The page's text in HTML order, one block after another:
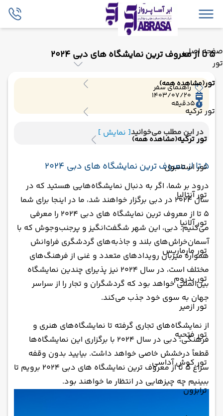
صفحه اصلی
تور
تور(مشاهده همه)
تور ترکیه
تور ترکیه(مشاهده همه)
تور استانبول
تور آنتالیا
تور آلانیا
تور مارماریس
تور بدروم
تور ازمیر
تور فتحیه
تور کوش آداسی
ترابزون
5 تا از معروف ترین نمایشگاه های دبی 2024
راهنمای سفر
1403/07/20
5دقیقه
در این مطلب می‌خوانید[ نمایش ]
5 تا از معروف ترین نمایشگاه های دبی 2024
درود بر شما، اگر به دنبال نمایشگاه‌هایی هستید که در
سال 2024 در دبی برگزار خواهند شد، ما در اینجا برای شما
5 تا از معروف ترین نمایشگاه های دبی 2024 را معرفی
می‌کنیم. دبی، این شهر شگفت‌انگیز و پرجنب‌وجوش که با
آسمان‌خراش‌های بلند و جاذبه‌های گردشگری فراوانش
همواره میزبان رویدادهای متعدد و غنی از فرهنگ‌های
مختلف است، در سال 2024 نیز پذیرای چندین نمایشگاه
بین‌المللی خواهد بود که گردشگران و تجار را از سراسر
جهان به سوی خود جذب می‌کند.
از نمایشگاه‌های تجاری گرفته تا نمایشگاه‌های هنری و
فرهنگی، دبی در سال 2024 با برگزاری این نمایشگاه‌ها
قطعاً درخشش خاصی خواهد داشت. بیایید بدون وقفه
سراغ 5 تا از معروف ترین نمایشگاه های دبی 2024 برویم تا
ببینیم چه چیزهایی در انتظار ما خواهند بود.